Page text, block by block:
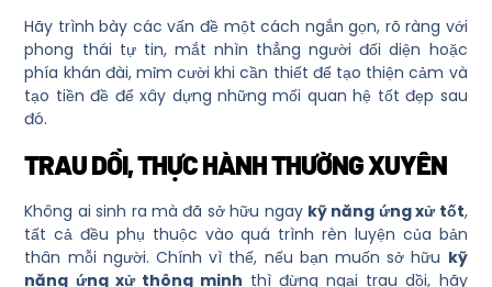
Hãy trình bày các vấn đề một cách ngắn gọn, rõ ràng với
phong thái tự tin, mắt nhìn thẳng người đối diện hoặc
phía khán đài, mỉm cười khi cần thiết để tạo thiện cảm và
tạo tiền đề để xây dựng những mối quan hệ tốt đẹp sau
đó.
TRAU DỒI, THỰC HÀNH THƯỜNG XUYÊN
Không ai sinh ra mà đã sở hữu ngay kỹ năng ứng xử tốt,
tất cả đều phụ thuộc vào quá trình rèn luyện của bản
thân mỗi người. Chính vì thế, nếu bạn muốn sở hữu kỹ
năng ứng xử thông minh thì đừng ngại trau dồi, hãy